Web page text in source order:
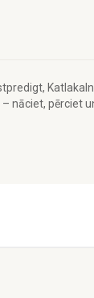
nāciet, pērciet